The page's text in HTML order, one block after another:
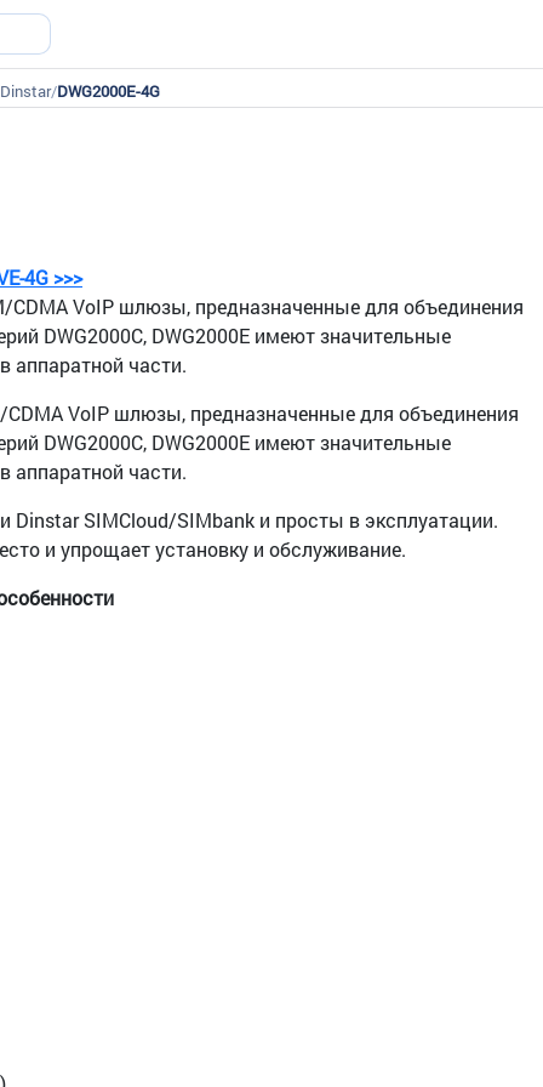
Dinstar/DWG2000E-4G
4G >>>
VoIP шлюзы, предназначенные для объединения
DWG2000C, DWG2000E имеют значительные
аппаратной части.
VoIP шлюзы, предназначенные для объединения
DWG2000C, DWG2000E имеют значительные
аппаратной части.
SIMCloud/SIMbank и просты в эксплуатации.
и упрощает установку и обслуживание.